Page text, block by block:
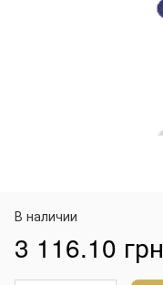
В наличии
3 116.10 грн